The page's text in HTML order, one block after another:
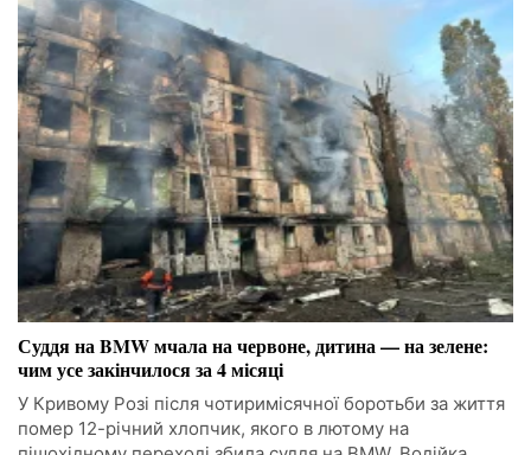
Суддя на BMW мчала на червоне, дитина — на зелене:
чим усе закінчилося за 4 місяці
У Кривому Розі після чотиримісячної боротьби за життя
помер 12-річний хлопчик, якого в лютому на